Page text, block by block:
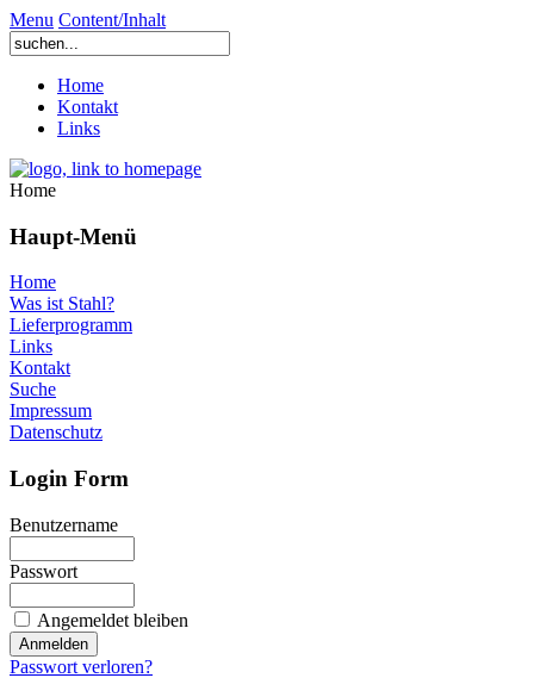
Menu Content/Inhalt
Home
Kontakt
Links
Home
Haupt-Menü
Home
Was ist Stahl?
Lieferprogramm
Links
Kontakt
Suche
Impressum
Datenschutz
Login Form
Benutzername
Passwort
Angemeldet bleiben
Passwort verloren?